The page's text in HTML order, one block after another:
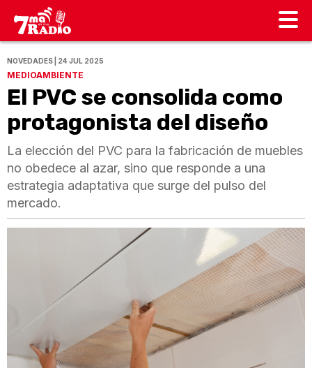
NOVEDADES | 24 JUL 2025
MEDIOAMBIENTE
El PVC se consolida como
protagonista del diseño
La elección del PVC para la fabricación de muebles
no obedece al azar, sino que responde a una
estrategia adaptativa que surge del pulso del
mercado.